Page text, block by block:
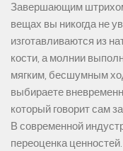
Завершающим
вещах вы никогда не
изготавливаются из
кости, а молнии
мягким, бесшумным
выбираете
который говорит сам
В современной
переоценка